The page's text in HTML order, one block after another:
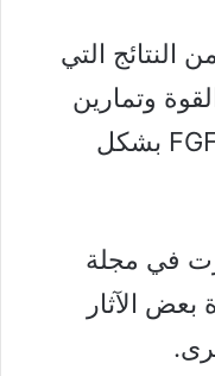
النتائج التي
وتمارين
الكارديو تؤثر على هرمونات FGF بشكل
في مجلة
بعض الآثار